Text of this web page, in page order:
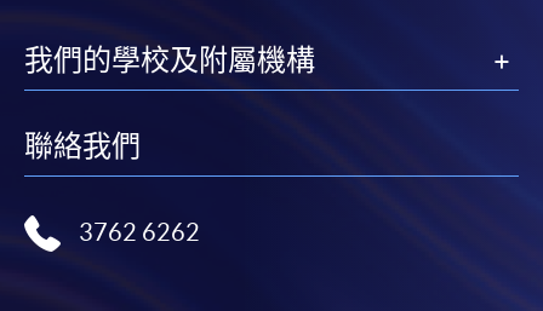
請一經批准，學員須繳付港幣120元手續費。
學院對郵遞失誤而遺失的支票或本票、付款收據或個
若學員有意申請付款證明書，請把填妥之申請表、貼
上足夠郵資的回郵信封、連同劃線支票交回本學院。
港大學專業進修學院」。
我們的學校及附屬機構
聯絡我們
3762 6262